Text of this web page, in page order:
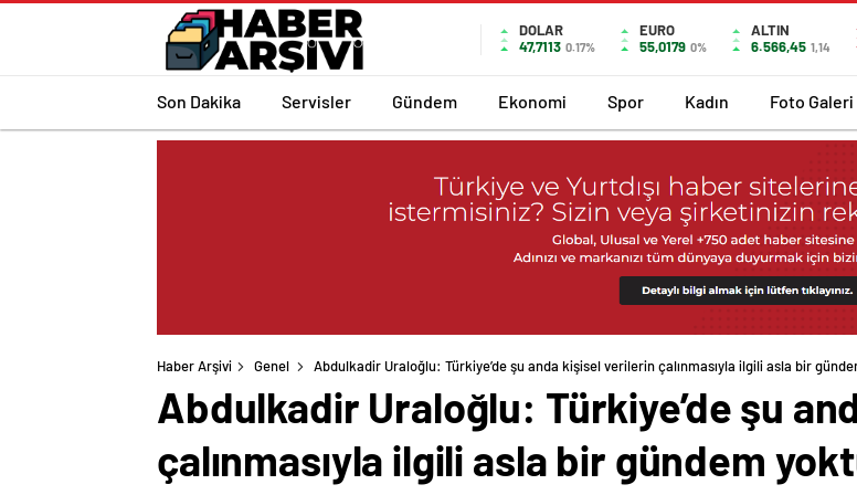
DOLAR
47,7113 0.17%
EURO
55,0179 0%
ALTIN
6.566,45 1,14
Son Dakika Servisler Gündem Ekonomi Spor Kadın Foto Galeri
Haber Arşivi Genel Abdulkadir Uraloğlu: Türkiye’de şu anda kişisel verilerin çalınmasıyla ilgili asla bir
Abdulkadir Uraloğlu: Türkiye’de şu
çalınmasıyla ilgili asla bir gündem